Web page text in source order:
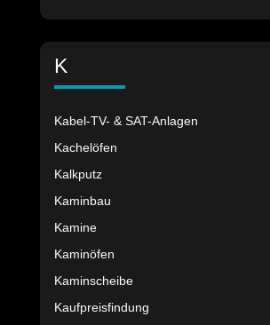
K
Kabel-TV- & SAT-Anlagen
Kachelöfen
Kalkputz
Kaminbau
Kamine
Kaminöfen
Kaminscheibe
Kaufpreisfindung